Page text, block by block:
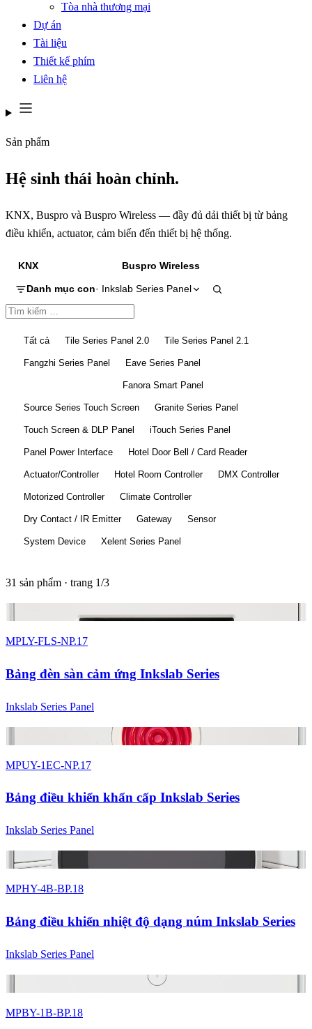
Tòa nhà thương mại
Dự án
Tài liệu
Thiết kế phím
Liên hệ
Sản phẩm
Hệ sinh thái hoàn chỉnh.
KNX, Buspro và Buspro Wireless — đầy đủ dải thiết bị từ bảng
điều khiển, actuator, cảm biến đến thiết bị hệ thống.
KNX Buspro Wireless
Danh mục con· Inkslab Series Panel
Tất cả Tile Series Panel 2.0 Tile Series Panel 2.1
Fangzhi Series Panel Eave Series Panel
Fanora Smart Panel
Source Series Touch Screen Granite Series Panel
Touch Screen & DLP Panel iTouch Series Panel
Panel Power Interface Hotel Door Bell / Card Reader
Actuator/Controller Hotel Room Controller DMX Controller
Motorized Controller Climate Controller
Dry Contact / IR Emitter Gateway Sensor
System Device Xelent Series Panel
31 sản phẩm · trang 1/3
MPLY-FLS-NP.17
Bảng đèn sàn cảm ứng Inkslab Series
Inkslab Series Panel
MPUY-1EC-NP.17
Bảng điều khiển khẩn cấp Inkslab Series
Inkslab Series Panel
2 màu
MPHY-4B-BP.18
Bảng điều khiển nhiệt độ dạng núm Inkslab Series
Inkslab Series Panel
MPBY-1B-BP.18